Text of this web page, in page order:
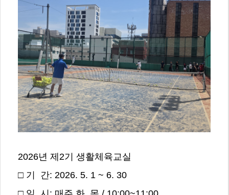
2026년 제2기 생활체육교실
□ 기 간: 2026. 5. 1 ~ 6. 30